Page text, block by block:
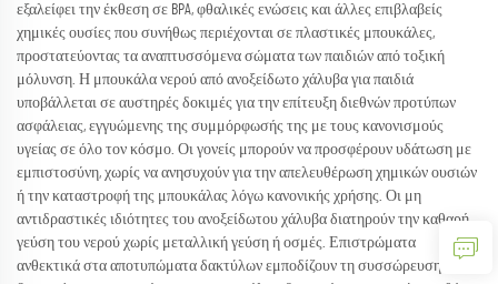
εξαλείφει την έκθεση σε BPA, φθαλικές ενώσεις και άλλες επιβλαβείς
χημικές ουσίες που συνήθως περιέχονται σε πλαστικές μπουκάλες,
προστατεύοντας τα αναπτυσσόμενα σώματα των παιδιών από τοξική
μόλυνση. Η μπουκάλα νερού από ανοξείδωτο χάλυβα για παιδιά
υποβάλλεται σε αυστηρές δοκιμές για την επίτευξη διεθνών προτύπων
ασφάλειας, εγγυώμενης της συμμόρφωσής της με τους κανονισμούς
υγείας σε όλο τον κόσμο. Οι γονείς μπορούν να προσφέρουν υδάτωση με
εμπιστοσύνη, χωρίς να ανησυχούν για την απελευθέρωση χημικών ουσιών
ή την καταστροφή της μπουκάλας λόγω κανονικής χρήσης. Οι μη
αντιδραστικές ιδιότητες του ανοξείδωτου χάλυβα διατηρούν την καθαρή
γεύση του νερού χωρίς μεταλλική γεύση ή οσμές. Επιστρώματα
ανθεκτικά στα αποτυπώματα δακτύλων εμποδίζουν τη συσσώρευση